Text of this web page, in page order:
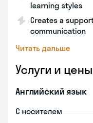
learning styles
Creates a
communication
Читать дальше
Услуги и цены
Английский язык
С носителем